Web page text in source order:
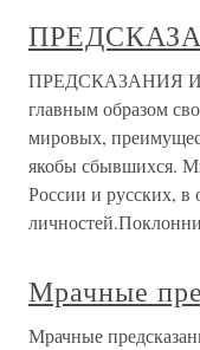
ПРЕДСКАЗАНИЯ И
главным образом
мировых,
якобы сбывшихся.
России и русских, в
Мрачные
Мрачные